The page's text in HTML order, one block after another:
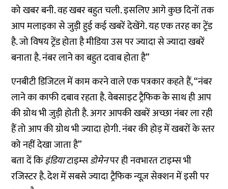
को खबर बनी. वह खबर बहुत चली. इसलिए आगे कुछ दिनों तक
आप मलाइका से जुड़ी हुई कई खबरें देखेंगे. यह एक तरह का ट्रेंड
है. जो विषय ट्रेंड होता है मीडिया उस पर ज्यादा से ज्यादा खबरें
बनाता है. नंबर लाने का बहुत दवाब होता है”
एनबीटी डिजिटल में काम करने वाले एक पत्रकार कहते हैं, “नंबर
लाने का काफी दबाव रहता है. वेबसाइट ट्रैफिक के साथ ही आप
की ग्रोथ भी जुड़ी होती है. अगर आपकी खबरें अच्छा नंबर ला रही
हैं तो आप की ग्रोथ भी ज्यादा होगी. नंबर की होड़ में खबरों के स्तर
को नहीं देखा जाता है”
बता दें किइंडियाटाइम्सडोमेनपर ही नवभारत टाइम्स भी
रजिस्टर है. देश में सबसे ज्यादा ट्रैफिक न्यूज़ सेक्शन में इसी पर